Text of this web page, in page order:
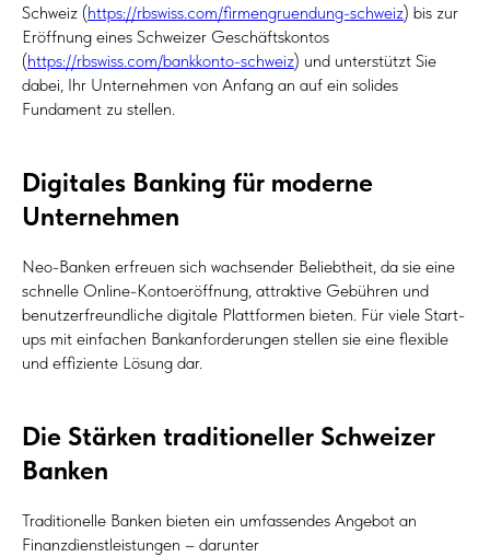
Schweiz (https://rbswiss.com/firmengruendung-schweiz) bis zur
Eröffnung eines Schweizer Geschäftskontos
(https://rbswiss.com/bankkonto-schweiz) und unterstützt Sie
dabei, Ihr Unternehmen von Anfang an auf ein solides
Fundament zu stellen.
Digitales Banking für moderne
Unternehmen
Neo-Banken erfreuen sich wachsender Beliebtheit, da sie eine
schnelle Online-Kontoeröffnung, attraktive Gebühren und
benutzerfreundliche digitale Plattformen bieten. Für viele Start-
ups mit einfachen Bankanforderungen stellen sie eine flexible
und effiziente Lösung dar.
Die Stärken traditioneller Schweizer
Banken
Traditionelle Banken bieten ein umfassendes Angebot an
Finanzdienstleistungen – darunter